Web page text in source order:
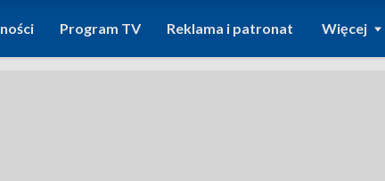
Program TV Reklama i patronat Więcej